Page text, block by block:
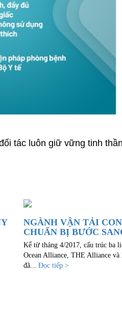
tác luôn giữ vững tinh
NGÀNH VẬN TẢI
CHUẨN BỊ BƯỚC
Kể từ tháng 4/2017, cấu trúc ba
Ocean Alliance, THE Alliance
đã... Đọc tiếp >